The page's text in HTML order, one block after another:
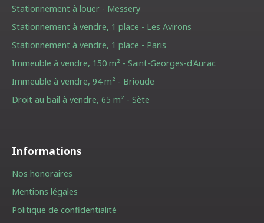
Stationnement à louer - Messery
Stationnement à vendre, 1 place - Les Avirons
Stationnement à vendre, 1 place - Paris
Immeuble à vendre, 150 m² - Saint-Georges-d'Aurac
Immeuble à vendre, 94 m² - Brioude
Droit au bail à vendre, 65 m² - Sète
Informations
Nos honoraires
Mentions légales
Politique de confidentialité